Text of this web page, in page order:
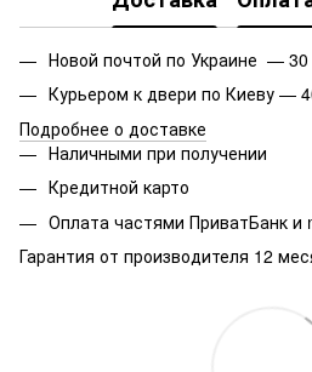
Новой почтой по Украине — 30
Курьером к двери по Киеву —
Подробнее о доставке
Наличными при получении
Кредитной карто
Оплата частями ПриватБанк и
Гарантия от производителя 12